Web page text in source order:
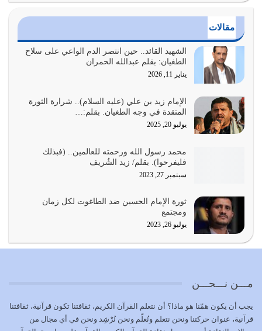
الدين الذي شرعه الله لا يجوز أن يخضع لآرائنا وأهوائنا
واجتهاداتنا لأننا سنختلف ونتفرق
يوليو 24, 2026
أمة عاجزة عن النهوض…
يوليو 23, 2026
بحبل الله جميعاً وليس كل…
يشاء ويذل من يشاء
يوليو 21, 2026
{إِنَّ الدِّينَ عِنْدَ اللَّهِ الْإسْلامُ} الدين الذي شرعه الله للناس في
تتحقق الحقوق للجميع
يوليو 18, 2026
مقالات
الشهيد القائد.. حين انتصر الدم الواعي على سلاح
الطغيان: بقلم عبدالله الحمران
يناير 11, 2026
الإمام زيد بن علي (عليه السلام).. شرارة الثورة
المتقدة في وجه الطغيان. بقلم:…
يوليو 20, 2025
محمد رسول الله ورحمته للعالمين.. (فبذلك
فليفرحوا). بقلم/ زيد الشُريف
سبتمبر 27, 2023
ثورة الإمام الحسين ضد الطاغوت لكل زمان
ومجتمع
يوليو 26, 2023
مـــن نـــحـــن
يجب أن يكون همّنا هو ماذا؟ أن نتعلم القرآن الكريم، ثقافتنا تكون قرآنية، ثقافتنا
قرآنية، عنوان حركتنا ونحن نتعلم ونُعلّم ونحن نُرْشِد ونحن في أي مجال من